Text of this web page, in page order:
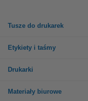
Tusze do drukarek
Etykiety i taśmy
Drukarki
Materiały biurowe